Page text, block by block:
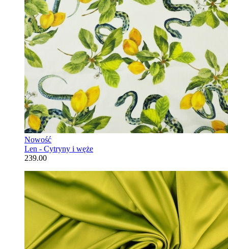
Nowość
Len - Cytryny i węże
239.00